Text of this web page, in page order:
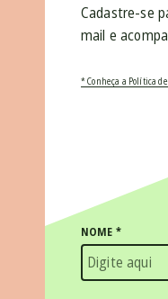
Cadastre-se
mail e
* Conheça a Política
NOME *